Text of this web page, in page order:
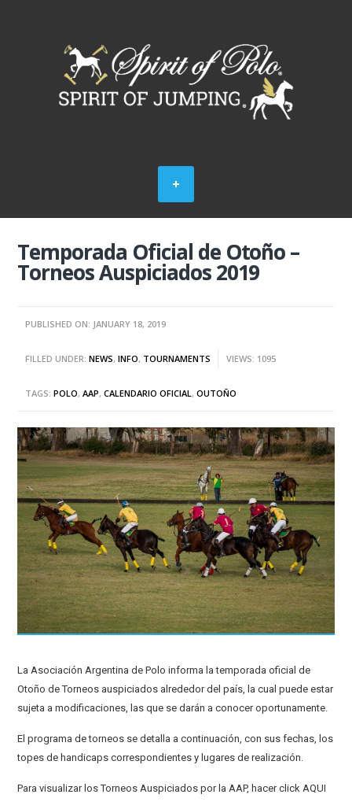
Temporada Oficial de Otoño –
Torneos Auspiciados 2019
PUBLISHED ON: JANUARY 18, 2019
FILLED UNDER:NEWS,INFO, TOURNAMENTS VIEWS: 1095
TAGS:POLO,AAP,CALENDARIO OFICIAL ,OUTOÑO
La Asociación Argentina de Polo informa la temporada oficial de
Otoño de Torneos auspiciados alrededor del país, la cual puede estar
sujeta a modificaciones, las que se darán a conocer oportunamente.
El programa de torneos se detalla a continuación, con sus fechas, los
topes de handicaps correspondientes y lugares de realización.
Para visualizar los Torneos Auspiciados por la AAP, hacer click AQUI